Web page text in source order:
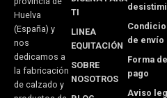
f
Huelva
(España) y
nos
dedicamos a
la fabricación
de calzado y
TI
LINEA
EQUITACIÓN
SOBRE
NOSOTROS
de envío
Forma de
pago
Aviso